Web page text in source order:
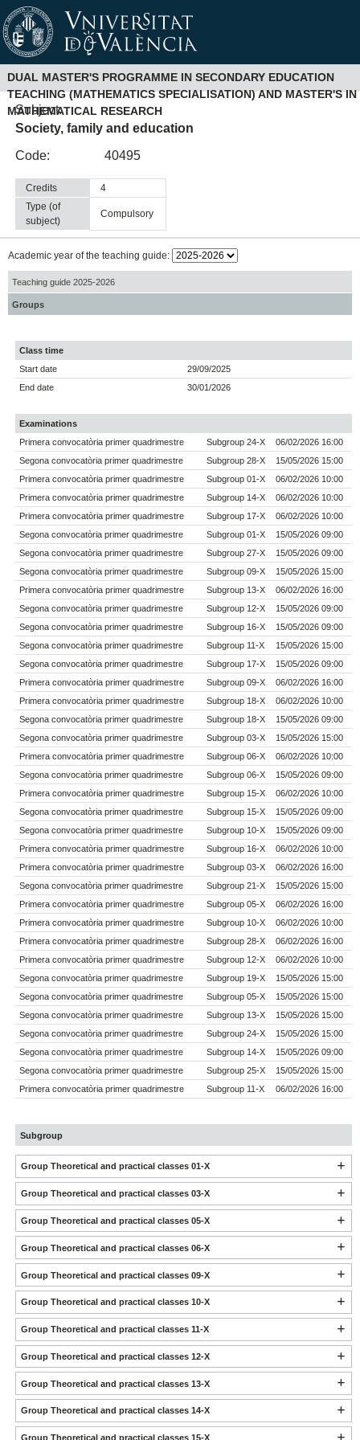
DUAL MASTER'S PROGRAMME IN SECONDARY EDUCATION
TEACHING (MATHEMATICS SPECIALISATION) AND MASTER'S IN
MATHEMATICAL RESEARCH
Subject:
Society, family and education
Code:
40495
Credits
4
Type (of
subject)
compulsory
Academic year of the teaching guide:
Teaching guide 2025-2026
Groups
Class time
Start date
29/09/2025
End date
30/01/2026
Examinations
Primera convocatòria primer quadrimestre
Subgroup 24-X
06/02/2026 16:00
Segona convocatòria primer quadrimestre
Subgroup 28-X
15/05/2026 15:00
Primera convocatòria primer quadrimestre
Subgroup 01-X
06/02/2026 10:00
Primera convocatòria primer quadrimestre
Subgroup 14-X
06/02/2026 10:00
Primera convocatòria primer quadrimestre
Subgroup 17-X
06/02/2026 10:00
Segona convocatòria primer quadrimestre
Subgroup 01-X
15/05/2026 09:00
Segona convocatòria primer quadrimestre
Subgroup 27-X
15/05/2026 09:00
Segona convocatòria primer quadrimestre
Subgroup 09-X
15/05/2026 15:00
Primera convocatòria primer quadrimestre
Subgroup 13-X
06/02/2026 16:00
Segona convocatòria primer quadrimestre
Subgroup 12-X
15/05/2026 09:00
Segona convocatòria primer quadrimestre
Subgroup 16-X
15/05/2026 09:00
Segona convocatòria primer quadrimestre
Subgroup 11-X
15/05/2026 15:00
Segona convocatòria primer quadrimestre
Subgroup 17-X
15/05/2026 09:00
Primera convocatòria primer quadrimestre
Subgroup 09-X
06/02/2026 16:00
Primera convocatòria primer quadrimestre
Subgroup 18-X
06/02/2026 10:00
Segona convocatòria primer quadrimestre
Subgroup 18-X
15/05/2026 09:00
Segona convocatòria primer quadrimestre
Subgroup 03-X
15/05/2026 15:00
Primera convocatòria primer quadrimestre
Subgroup 06-X
06/02/2026 10:00
Segona convocatòria primer quadrimestre
Subgroup 06-X
15/05/2026 09:00
Primera convocatòria primer quadrimestre
Subgroup 15-X
06/02/2026 10:00
Segona convocatòria primer quadrimestre
Subgroup 15-X
15/05/2026 09:00
Segona convocatòria primer quadrimestre
Subgroup 10-X
15/05/2026 09:00
Primera convocatòria primer quadrimestre
Subgroup 16-X
06/02/2026 10:00
Primera convocatòria primer quadrimestre
Subgroup 03-X
06/02/2026 16:00
Segona convocatòria primer quadrimestre
Subgroup 21-X
15/05/2026 15:00
Primera convocatòria primer quadrimestre
Subgroup 05-X
06/02/2026 16:00
Primera convocatòria primer quadrimestre
Subgroup 10-X
06/02/2026 10:00
Primera convocatòria primer quadrimestre
Subgroup 28-X
06/02/2026 16:00
Primera convocatòria primer quadrimestre
Subgroup 12-X
06/02/2026 10:00
Segona convocatòria primer quadrimestre
Subgroup 19-X
15/05/2026 15:00
Segona convocatòria primer quadrimestre
Subgroup 05-X
15/05/2026 15:00
Segona convocatòria primer quadrimestre
Subgroup 13-X
15/05/2026 15:00
Segona convocatòria primer quadrimestre
Subgroup 24-X
15/05/2026 15:00
Segona convocatòria primer quadrimestre
Subgroup 14-X
15/05/2026 09:00
Segona convocatòria primer quadrimestre
Subgroup 25-X
15/05/2026 15:00
Primera convocatòria primer quadrimestre
Subgroup 11-X 06/02/2026 16:00
Subgroup
Group Theoretical and practical classes 01-X
Group Theoretical and practical classes 03-X
Group Theoretical and practical classes 05-X
Group Theoretical and practical classes 06-X
Group Theoretical and practical classes 09-X
Group Theoretical and practical classes 10-X
Group Theoretical and practical classes 11-X
Group Theoretical and practical classes 12-X
Group Theoretical and practical classes 13-X
Group Theoretical and practical classes 14-X
Group Theoretical and practical classes 15-X